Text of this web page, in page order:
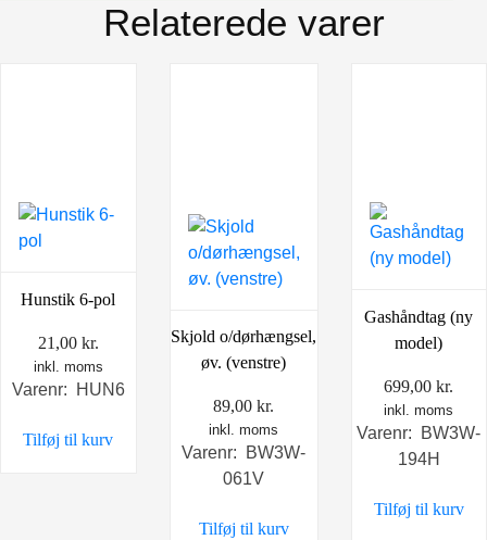
Relaterede varer
Hunstik 6-pol
21,00 kr.
inkl. moms
Varenr: HUN6
Tilføj til kurv
Skjold o/dørhængsel,
øv. (venstre)
89,00 kr.
inkl. moms
Varenr: BW3W-
061V
Tilføj til kurv
Gashåndtag (ny
model)
699,00kr.
inkl. moms
Varenr: BW3W-
194H
Tilføj til kurv